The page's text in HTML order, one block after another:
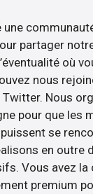
une
partager
où
nous
Nous
pour que les
se
en outre
Vous avez la
premium